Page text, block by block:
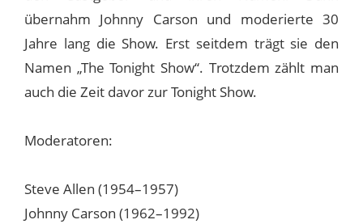
übernahm Johnny Carson und moderierte 30
Jahre lang die Show. Erst seitdem trägt sie den
Namen „The Tonight Show“. Trotzdem zählt man
auch die Zeit davor zur Tonight Show.
Moderatoren:
Steve Allen (1954–1957)
Johnny Carson (1962–1992)